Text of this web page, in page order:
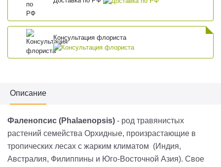
Консультация флориста
Описание
Фаленопсис (Phalaenopsis) - род травянистых
растений семейства Орхидные, произрастающие в
тропических лесах с жарким климатом (Индия,
Австралия, Филиппины и Юго-Восточной Азия). Свое